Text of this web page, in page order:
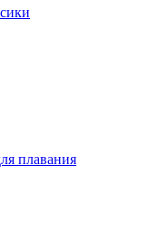
плавания